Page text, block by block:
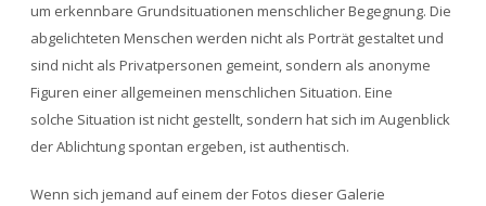
um erkennbare Grundsituationen menschlicher Begegnung. Die
abgelichteten Menschen werden nicht als Porträt gestaltet und
sind nicht als Privatpersonen gemeint, sondern als anonyme
Figuren einer allgemeinen menschlichen Situation. Eine
solche Situation ist nicht gestellt, sondern hat sich im Augenblick
der Ablichtung spontan ergeben, ist authentisch.
Wenn sich jemand auf einem der Fotos dieser Galerie